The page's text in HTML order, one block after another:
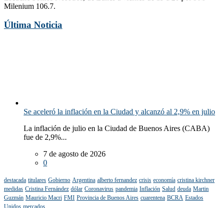
Milenium 106.7.
Última Noticia
Se aceleró la inflación en la Ciudad y alcanzó al 2,9% en julio
La inflación de julio en la Ciudad de Buenos Aires (CABA)
fue de 2,9%...
7 de agosto de 2026
0
destacada titulares Gobierno Argentina alberto fernandez crisis economía cristina kirchner
medidas Cristina Fernández dólar Coronavirus pandemia Inflación Salud deuda Martin
Guzmán Mauricio Macri FMI Provincia de Buenos Aires cuarentena BCRA Estados
Unidos mercados